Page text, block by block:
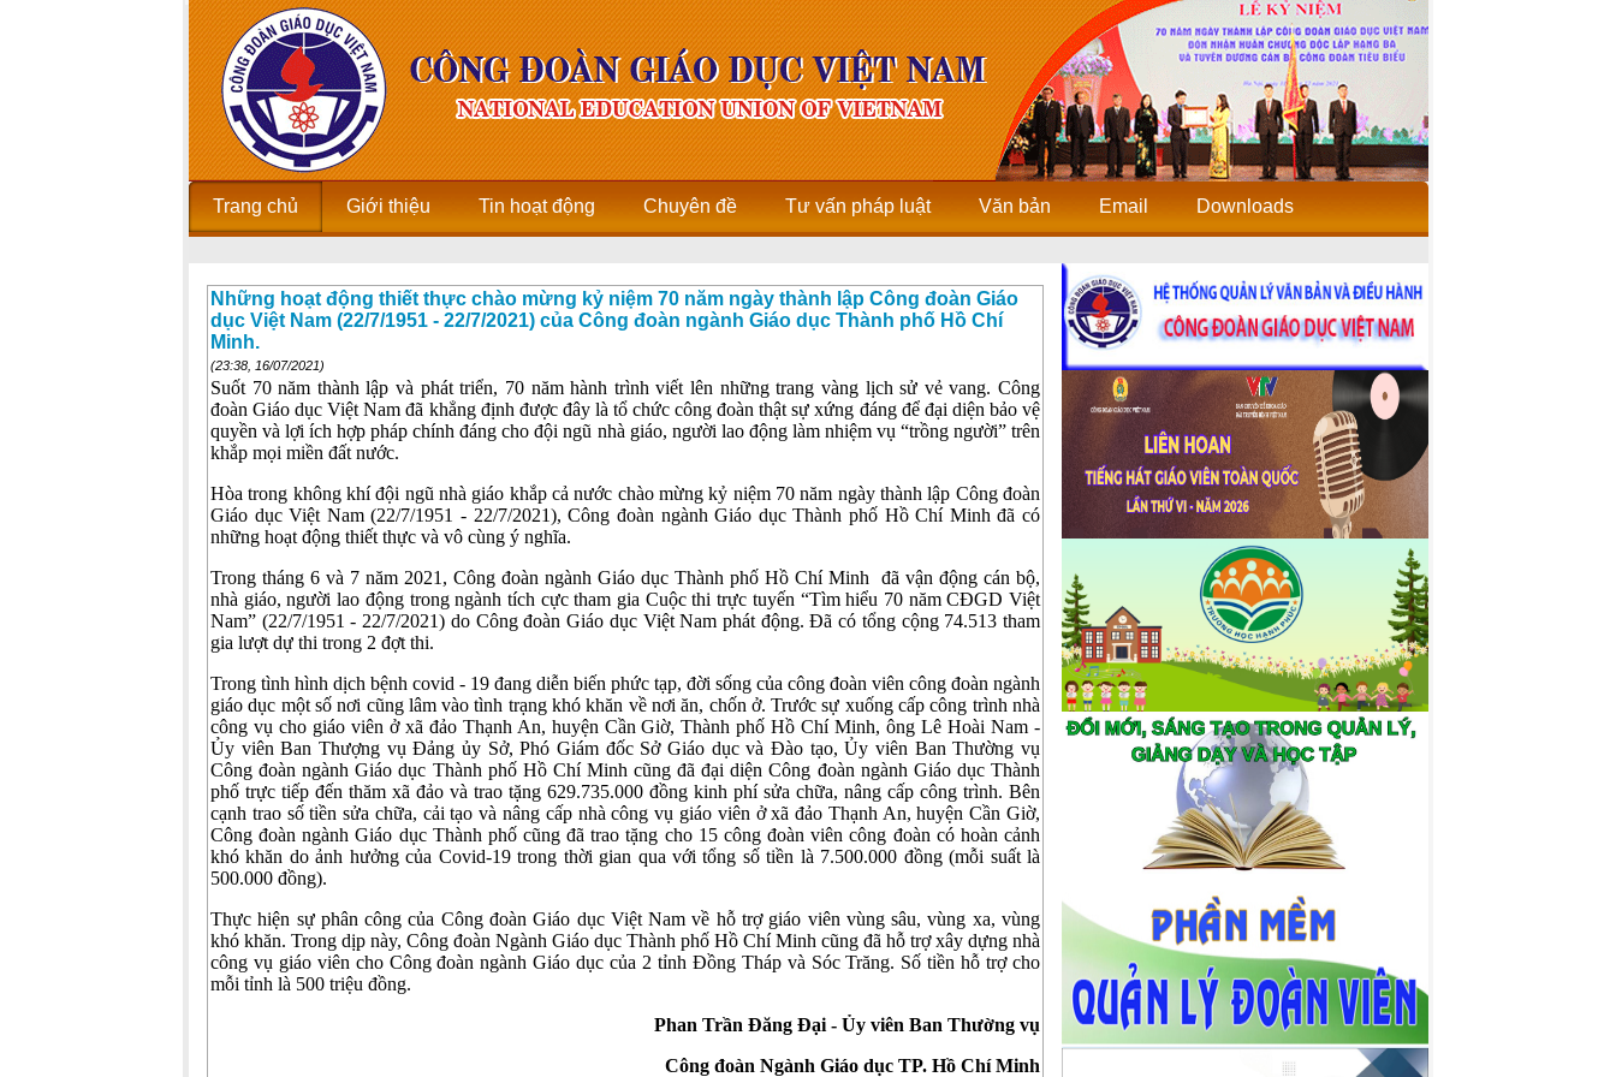
Trang chủ Giới thiệu Tin hoạt động Chuyên đề Tư vấn pháp luật Văn bản Email Downloads
Những hoạt động thiết thực chào mừng kỷ niệm 70 năm ngày thành lập Công đoàn Giáo
dục Việt Nam (22/7/1951 - 22/7/2021) của Công đoàn ngành Giáo dục Thành phố Hồ Chí
Minh.
(23:38, 16/07/2021)
Suốt 70 năm thành lập và phát triển, 70 năm hành trình viết lên những trang vàng lịch sử vẻ vang. Công
đoàn Giáo dục Việt Nam đã khẳng định được đây là tổ chức công đoàn thật sự xứng đáng để đại diện bảo vệ
quyền và lợi ích hợp pháp chính đáng cho đội ngũ nhà giáo, người lao động làm nhiệm vụ “trồng người” trên
khắp mọi miền đất nước.
Hòa trong không khí đội ngũ nhà giáo khắp cả nước chào mừng kỷ niệm 70 năm ngày thành lập Công đoàn
Giáo dục Việt Nam (22/7/1951 - 22/7/2021), Công đoàn ngành Giáo dục Thành phố Hồ Chí Minh đã có
những hoạt động thiết thực và vô cùng ý nghĩa.
Trong tháng 6 và 7 năm 2021, Công đoàn ngành Giáo dục Thành phố Hồ Chí Minh đã vận động cán bộ,
nhà giáo, người lao động trong ngành tích cực tham gia Cuộc thi trực tuyến “Tìm hiểu 70 năm CĐGD Việt
Nam” (22/7/1951 - 22/7/2021) do Công đoàn Giáo dục Việt Nam phát động. Đã có tổng cộng 74.513 tham
gia lượt dự thi trong 2 đợt thi.
Trong tình hình dịch bệnh covid - 19 đang diễn biến phức tạp, đời sống của công đoàn viên công đoàn ngành
giáo dục một số nơi cũng lâm vào tình trạng khó khăn về nơi ăn, chốn ở. Trước sự xuống cấp công trình nhà
công vụ cho giáo viên ở xã đảo Thạnh An, huyện Cần Giờ, Thành phố Hồ Chí Minh, ông Lê Hoài Nam -
Ủy viên Ban Thượng vụ Đảng ủy Sở, Phó Giám đốc Sở Giáo dục và Đào tạo, Ủy viên Ban Thường vụ
Công đoàn ngành Giáo dục Thành phố Hồ Chí Minh cũng đã đại diện Công đoàn ngành Giáo dục Thành
phố trực tiếp đến thăm xã đảo và trao tặng 629.735.000 đồng kinh phí sửa chữa, nâng cấp công trình. Bên
cạnh trao số tiền sửa chữa, cải tạo và nâng cấp nhà công vụ giáo viên ở xã đảo Thạnh An, huyện Cần Giờ,
Công đoàn ngành Giáo dục Thành phố cũng đã trao tặng cho 15 công đoàn viên công đoàn có hoàn cảnh
khó khăn do ảnh hưởng của Covid-19 trong thời gian qua với tổng số tiền là 7.500.000 đồng (mỗi suất là
500.000 đồng).
Thực hiện sự phân công của Công đoàn Giáo dục Việt Nam về hỗ trợ giáo viên vùng sâu, vùng xa, vùng
khó khăn. Trong dịp này, Công đoàn Ngành Giáo dục Thành phố Hồ Chí Minh cũng đã hỗ trợ xây dựng nhà
công vụ giáo viên cho Công đoàn ngành Giáo dục của 2 tỉnh Đồng Tháp và Sóc Trăng. Số tiền hỗ trợ cho
mỗi tỉnh là 500 triệu đồng.
Phan Trần Đăng Đại - Ủy viên Ban Thường vụ
Công đoàn Ngành Giáo dục TP. Hồ Chí Minh